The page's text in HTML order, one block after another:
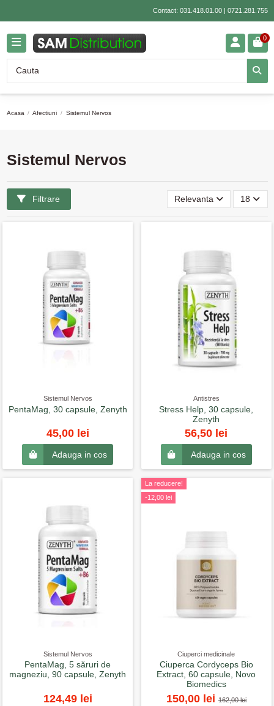
Contact: 031.418.01.00| 0721.281.755
0
Acasa Afectiuni Sistemul Nervos
Sistemul Nervos
Filtrare Relevanta 18
Sistemul Nervos
PentaMag, 30 capsule, Zenyth
45,00 lei
Adauga in cos
Antistres
Stress Help, 30 capsule,
Zenyth
56,50 lei
Adauga in cos
Sistemul Nervos
PentaMag, 5 săruri de
magneziu, 90 capsule, Zenyth
124,49 lei
La reducere!
-12,00 lei
Ciuperci medicinale
Ciuperca Cordyceps Bio
Extract, 60 capsule, Novo
Biomedics
150,00 lei162,00 lei